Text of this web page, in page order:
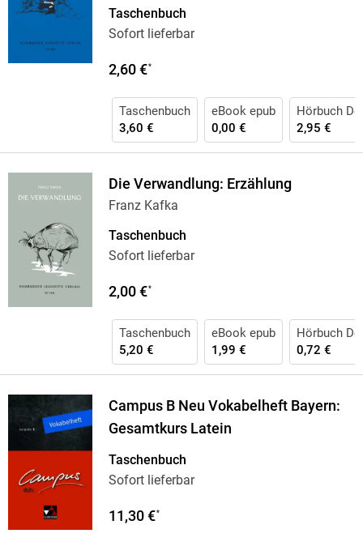
Taschenbuch
Sofort lieferbar
2,60 €*
Taschenbuch
3,60 €
eBook epub
0,00 €
Hörbuch
2,95 €
Die Verwandlung: Erzählung
Franz Kafka
Taschenbuch
Sofort lieferbar
2,00 €*
Taschenbuch
5,20 €
eBook epub
1,99 €
Hörbuch
0,72 €
Campus B Neu Vokabelheft Bayern:
Gesamtkurs Latein
Taschenbuch
Sofort lieferbar
11,30 €*